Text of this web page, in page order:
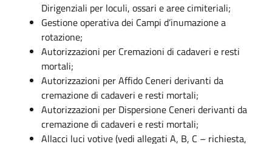
Dirigenziali per loculi, ossari e aree cimiteriali;
Gestione operativa dei Campi d’inumazione a
rotazione;
Autorizzazioni per Cremazioni di cadaveri e resti
mortali;
Autorizzazioni per Affido Ceneri derivanti da
cremazione di cadaveri e resti mortali;
Autorizzazioni per Dispersione Ceneri derivanti da
cremazione di cadaveri e resti mortali;
Allacci luci votive (vedi allegati A, B, C – richiesta,